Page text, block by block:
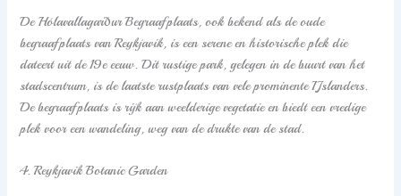
De Hólavallagarður Begraafplaats, ook bekend als de oude
begraafplaats van Reykjavik, is een serene en historische plek die
dateert uit de 19e eeuw. Dit rustige park, gelegen in de buurt van het
stadscentrum, is de laatste rustplaats van vele prominente IJslanders.
De begraafplaats is rijk aan weelderige vegetatie en biedt een vredige
plek voor een wandeling, weg van de drukte van de stad.
4. Reykjavik Botanic Garden